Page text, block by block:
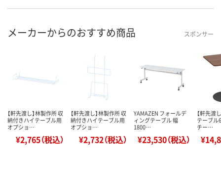
メーカーからのおすすめ商品 スポンサー
【軒先渡し】林製作所 収
納付きハイテーブル用
オプショ…
¥2,765（税込）
【軒先渡し】林製作所 収
納付きハイテーブル用
オプショ…
¥2,732（税込）
YAMAZEN フォールデ
ィングテーブル 幅
1800…
¥23,530（税込）
【軒先渡
テーブル
チー…